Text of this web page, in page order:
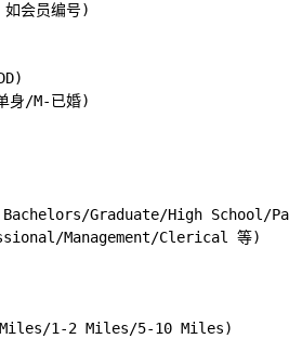
会员编号)
身/M-已婚)
Bachelors/Graduate/High School/
Management/Clerical 等)
1-2 Miles/5-10 Miles)